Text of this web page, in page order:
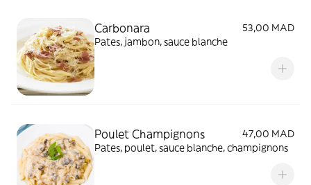
Carbonara
53,00 MAD
Pates, jambon, sauce blanche
Poulet Champignons
47,00 MAD
Pates, poulet, sauce blanche, champignons